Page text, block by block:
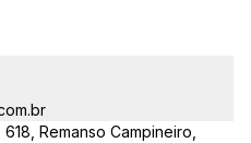
terrenos, salas
Remanso Campineiro,